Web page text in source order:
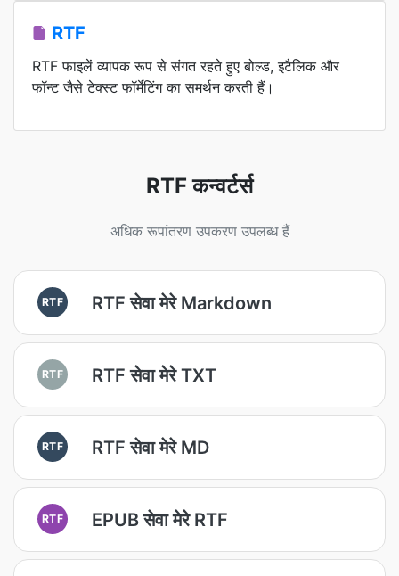
RTF
RTF फाइलें व्यापक रूप से संगत रहते हुए बोल्ड, इटैलिक और
फॉन्ट जैसे टेक्स्ट फॉर्मेटिंग का समर्थन करती हैं।
RTF कन्वर्टर्स
अधिक रूपांतरण उपकरण उपलब्ध हैं
RTF RTF सेवा मेरे Markdown
RTF RTF सेवा मेरे TXT
RTF RTF सेवा मेरे MD
RTF EPUB सेवा मेरे RTF